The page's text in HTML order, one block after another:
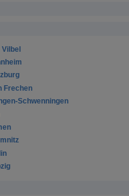
Vilbel
Frechen
Schwenningen